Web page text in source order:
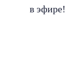
в эфире!